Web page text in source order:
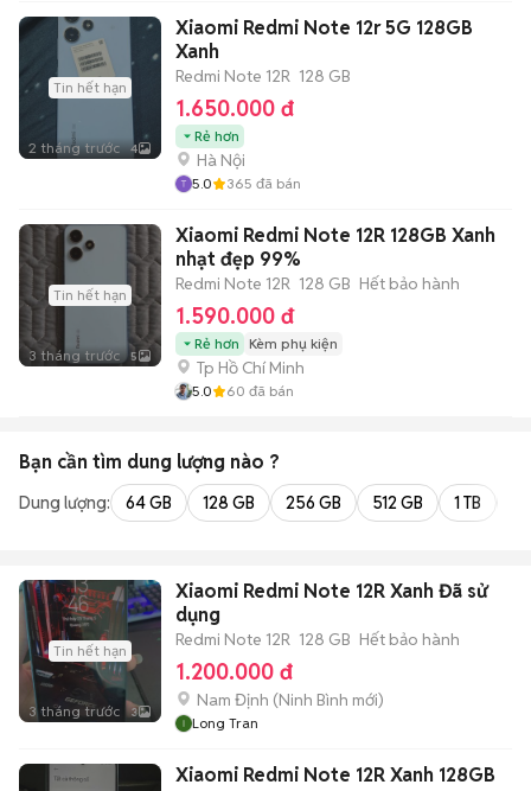
Tin hết hạn
2 tháng trước 4
Xiaomi Redmi Note 12r 5G 128GB
Xanh
Redmi Note 12R 128 GB
1.650.000 đ
Rẻ hơn
Hà Nội
5.0 365 đã bán
Tin hết hạn
3 tháng trước 5
Xiaomi Redmi Note 12R 128GB Xanh
nhạt đẹp 99%
Redmi Note 12R 128 GB Hết bảo hành
1.590.000 đ
Rẻ hơn Kèm phụ kiện
Tp Hồ Chí Minh
5.0 60 đã bán
Bạn cần tìm dung lượng nào ?
Dung lượng: 64 GB 128 GB 256 GB 512 GB 1 TB
Tin hết hạn
3 tháng trước 3
Xiaomi Redmi Note 12R Xanh Đã sử
dụng
Redmi Note 12R 128 GB Hết bảo hành
1.200.000 đ
Nam Định (Ninh Bình mới)
Long Tran
Xiaomi Redmi Note 12R Xanh 128GB